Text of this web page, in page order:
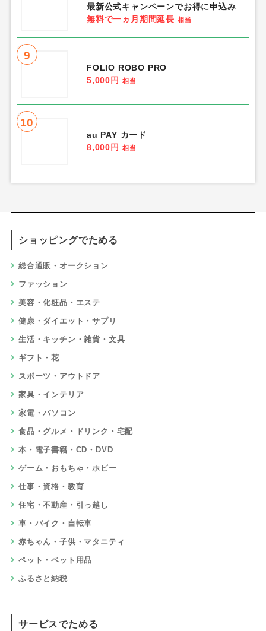
最新公式キャンペーンでお得に申込み
無料で一ヵ月期間延長 相当
9
FOLIO ROBO PRO
5,000円
相当
10
au PAY カード
8,000円
相当
ショッピングでためる
総合通販・オークション
ファッション
美容・化粧品・エステ
健康・ダイエット・サプリ
生活・キッチン・雑貨・文具
ギフト・花
スポーツ・アウトドア
家具・インテリア
家電・パソコン
食品・グルメ・ドリンク・宅配
本・電子書籍・CD・DVD
ゲーム・おもちゃ・ホビー
仕事・資格・教育
住宅・不動産・引っ越し
車・バイク・自転車
赤ちゃん・子供・マタニティ
ペット・ペット用品
ふるさと納税
サービスでためる